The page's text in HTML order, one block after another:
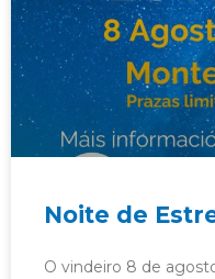
Noite de
O vindeiro 8 de